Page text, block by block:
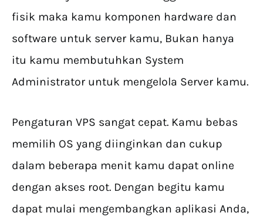
fisik maka kamu komponen hardware dan
software untuk server kamu, Bukan hanya
itu kamu membutuhkan System
Administrator untuk mengelola Server kamu.
Pengaturan VPS sangat cepat. Kamu bebas
memilih OS yang diinginkan dan cukup
dalam beberapa menit kamu dapat online
dengan akses root. Dengan begitu kamu
dapat mulai mengembangkan aplikasi Anda,